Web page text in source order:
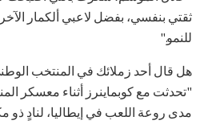
ثقتي بنفسي، بفضل لاعبي ألكمار
للنمو."
هل قال أحد زملائك في المنتخب
"تحدثت مع كوبماينرز أثناء معسكر
مدى روعة اللعب في إيطاليا، لنادٍ ذو